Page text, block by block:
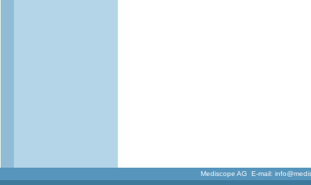
Mediscope AG E-mail: